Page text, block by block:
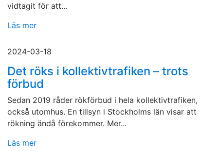
vidtagit för att...
Läs mer
2024-03-18
Det röks i kollektivtrafiken – trots
förbud
Sedan 2019 råder rökförbud i hela kollektivtrafiken,
också utomhus. En tillsyn i Stockholms län visar att
rökning ändå förekommer. Mer...
Läs mer